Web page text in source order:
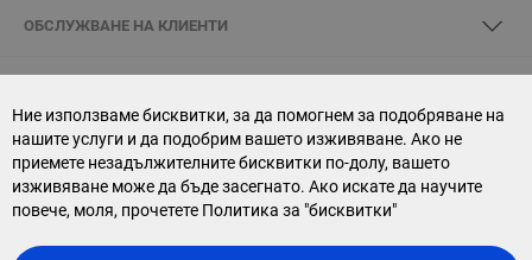
Ние използваме бисквитки, за да помогнем за подобряване на
нашите услуги и да подобрим вашето изживяване. Ако не
приемете незадължителните бисквитки по-долу, вашето
изживяване може да бъде засегнато. Ако искате да научите
повече, моля, прочетете Политика за "бисквитки"
ОБСЛУЖВАНЕ НА КЛИЕНТИ
СВЪРЖИ СЕ С НАС
АБОНАМЕНТ ЗА БЮЛЕТИН